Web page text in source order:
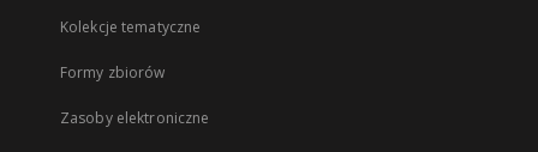
Kolekcje tematyczne
Formy zbiorów
Zasoby elektroniczne